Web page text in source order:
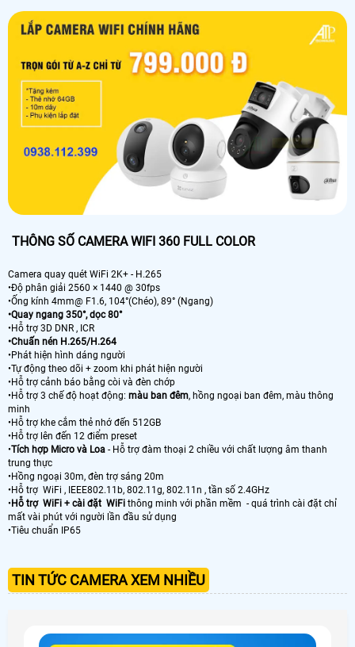
THÔNG SỐ CAMERA WIFI 360 FULL COLOR
Camera quay quét WiFi 2K+ - H.265
•Độ phân giải 2560 × 1440 @ 30fps
•Ống kính 4mm@ F1.6, 104°(Chéo), 89° (Ngang)
•Quay ngang 350°, dọc 80°
•Hỗ trợ 3D DNR , ICR
•Chuấn nén H.265/H.264
•Phát hiện hình dáng người
•Tự động theo dõi + zoom khi phát hiện người
•Hỗ trợ cảnh báo bằng còi và đèn chớp
•Hỗ trợ 3 chế độ hoạt động: màu ban đêm, hồng ngoại ban đêm, màu thông
minh
•Hỗ trợ khe cắm thẻ nhớ đến 512GB
•Hỗ trợ lên đến 12 điểm preset
•Tích hợp Micro và Loa - Hỗ trợ đàm thoại 2 chiều với chất lượng âm thanh
trung thực
•Hồng ngoại 30m, đèn trợ sáng 20m
•Hỗ trợ WiFi , IEEE802.11b, 802.11g, 802.11n , tần số 2.4GHz
•Hỗ trợ WiFi + cài đặt WiFi thông minh với phần mềm - quá trình cài đặt chỉ
mất vài phút với người lần đầu sử dụng
•Tiêu chuẩn IP65
TIN TỨC CAMERA XEM NHIỀU